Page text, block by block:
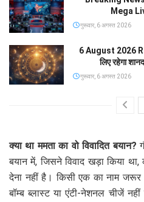
Mega
गुरूवार, 6 अगस्त 2026
6 August 2026
लिए रहेगा
गुरूवार, 6 अगस्त 2026
क्या था ममता का वो विवादित बयान?
बयान में, जिसने विवाद खड़ा किया
देना नहीं है। किसी एक का नाम
बॉम्ब ब्लास्ट या एंटी-नेशनल चीजें